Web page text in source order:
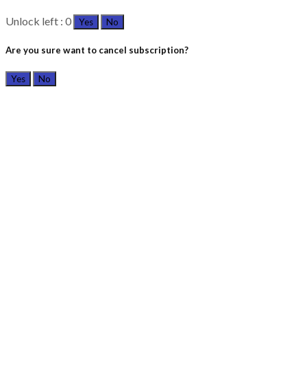
Unlock left : 0 Yes No
Are you sure want to cancel subscription?
Yes No